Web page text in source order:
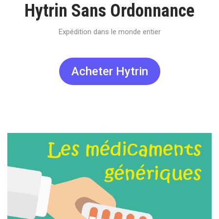
Hytrin Sans Ordonnance
Expédition dans le monde entier
Acheter Hytrin